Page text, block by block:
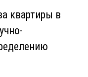
квартиры в